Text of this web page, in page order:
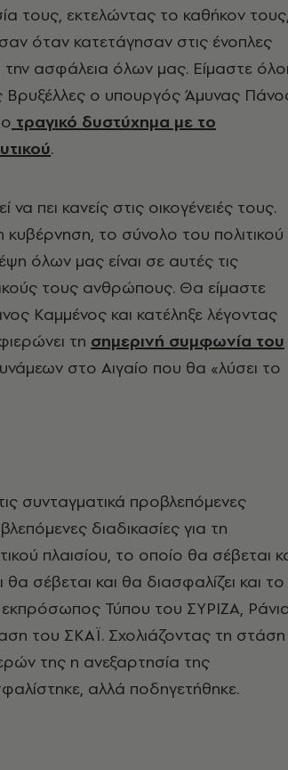
τους, εκτελώντας το καθήκον
όταν κατετάγησαν στις ένοπλες
την ασφάλεια όλων μας. Είμαστε
Βρυξέλλες ο υπουργός Άμυνας
τραγικό δυστύχημα με το
.
πει κανείς στις οικογένειές τους.
το σύνολο του πολιτικού
όλων μας είναι σε αυτές τις
τους ανθρώπους. Θα είμαστε
Καμμένος και κατέληξε λέγοντας
τη σημερινή συμφωνία του
στο Αιγαίο που θα «λύσει το
συνταγματικά προβλεπόμενες
διαδικασίες για τη
πλαισίου, το οποίο θα σέβεται
σέβεται και θα διασφαλίζει και το
Τύπου του ΣΥΡΙΖΑ,
του ΣΚΑΪ. Σχολιάζοντας τη στάση
της η ανεξαρτησία της
αλλά ποδηγετήθηκε.